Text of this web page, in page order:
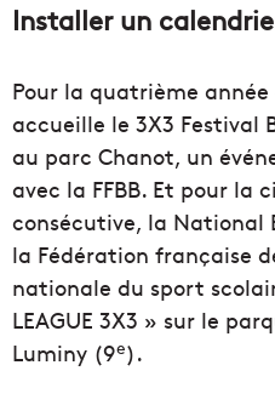
Installer un
Pour la quatrième
accueille le 3X3 Festival
au parc Chanot, un
avec la FFBB. Et pour la
consécutive, la National
la Fédération française
nationale du sport
LEAGUE 3X3 » sur le
Luminy (9e).